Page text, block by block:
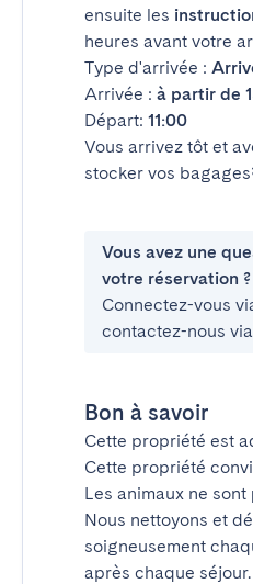
ensuite les
heures avant votre
Type d'arrivée :
Arrivée : à partir de
Départ: 11:00
Vous arrivez tôt et
stocker vos
Vous avez une
votre réservation ?
Connectez-vous
contactez-nous
Bon à savoir
Cette propriété est
Cette propriété
Les animaux ne sont
Nous nettoyons et
soigneusement
après chaque séjour.